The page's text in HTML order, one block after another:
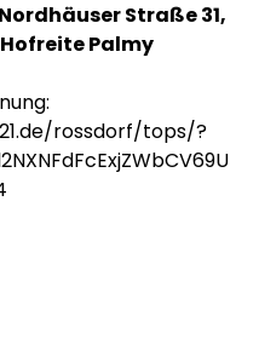
Straße 31,
Palmy
rossdorf/tops/?